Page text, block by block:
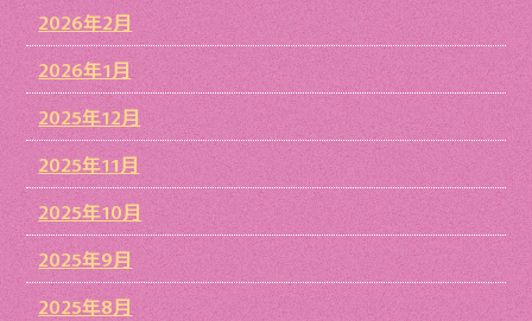
2026年2月
2026年1月
2025年12月
2025年11月
2025年10月
2025年9月
2025年8月